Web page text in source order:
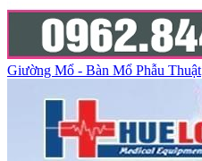
Giường Mổ - Bàn Mổ Phẫu Thuật